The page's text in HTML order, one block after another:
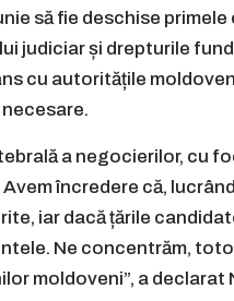
să fie deschise
judiciar și drepturile
cu autoritățile
a negocierilor, cu
încredere că,
iar dacă țările
Ne concentrăm,
moldoveni”, a declarat